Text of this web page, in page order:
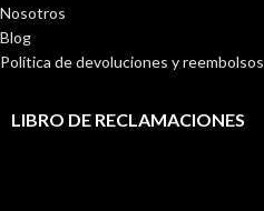
Nosotros
Blog
Política de devoluciones y reembolsos
LIBRO DE RECLAMACIONES